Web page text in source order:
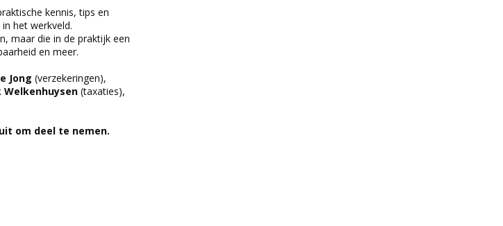
kennis, tips en
het werkveld.
maar die in de praktijk een
en meer.
Jong (verzekeringen),
Welkenhuysen (taxaties),
om deel te nemen.